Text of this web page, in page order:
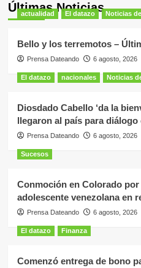
Últimas Noticias
actualidad El datazo Noticias
Bello y los terremotos –
Prensa Dateando 6 agosto, 2026
El datazo nacionales Noticias
Diosdado Cabello ‘da la
llegaron al país para
Prensa Dateando 6 agosto, 2026
Sucesos
Conmoción en Colorado por
adolescente venezolana en
Prensa Dateando 6 agosto, 2026
El datazo Finanza
Comenzó entrega de bono